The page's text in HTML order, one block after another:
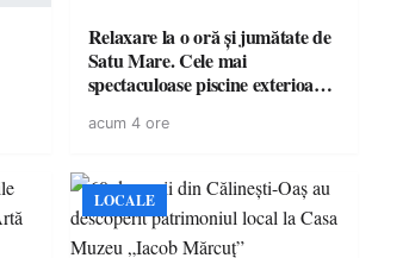
Relaxare la o oră și jumătate de
Satu Mare. Cele mai
spectaculoase piscine exterioare
pentru o escapadă de vară
acum 4 ore
LOCALE